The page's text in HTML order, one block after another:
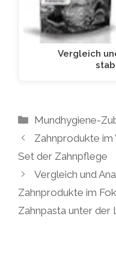
Vergleich
Kategorien
Mundhygiene-
Zahnprodukte im
Set der Zahnpflege
Vergleich und
Zahnprodukte im
Zahnpasta unter der